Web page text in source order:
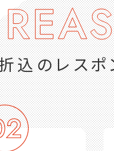
込のレス